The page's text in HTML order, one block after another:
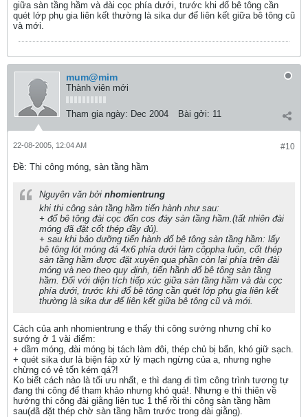
giữa sàn tầng hầm và đài cọc phía dưới, trước khi đổ bê tông cần
quét lớp phụ gia liên kết thường là sika dur để liên kết giữa bê tông cũ
và mới.
mum@mim
Thành viên mới
Tham gia ngày: Dec 2004 Bài gởi: 11
#10
22-08-2005, 12:04 AM
Ðề: Thi công móng, sàn tầng hầm
Nguyên văn bởi nhomientrung
khi thi công sàn tầng hầm tiến hành như sau:
+ đổ bê tông đài cọc đến cos đáy sàn tầng hầm.(tất nhiên đài
móng đã đặt cốt thép đầy đủ).
+ sau khi bảo dưỡng tiến hành đổ bê tông sàn tầng hầm: lấy
bê tông lót móng đá 4x6 phía dưới làm côppha luôn, cốt thép
sàn tầng hầm được đặt xuyên qua phần còn lại phía trên đài
móng và neo theo quy định, tiến hầnh đổ bê tông sàn tầng
hầm. Đối với diện tích tiếp xúc giữa sàn tầng hầm và đài cọc
phía dưới, trước khi đổ bê tông cần quét lớp phụ gia liên kết
thường là sika dur để liên kết giữa bê tông cũ và mới.
Cách của anh nhomientrung e thấy thi công sướng nhưng chỉ ko
sướng ở 1 vài điểm:
+ dầm móng, đài móng bị tách làm đôi, thép chủ bị bẩn, khó giữ sạch.
+ quét sika dur là biện fáp xử lý mạch ngừng của a, nhưng nghe
chừng có vẻ tốn kém qá?!
Ko biết cách nào là tối ưu nhất, e thì đang đi tìm công trình tương tự
đang thi công để tham khảo nhưng khó quá!. Nhưng e thì thiên về
hướng thi công đài giằng liên tục 1 thể rồi thi công sàn tầng hầm
sau(đã đặt thép chờ sàn tầng hầm trước trong đài giằng).